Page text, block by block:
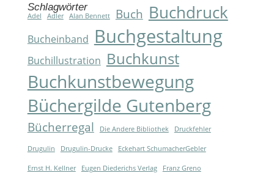
Schlagwörter
Adel Adler Alan Bennett Buch Buchdruck
Bucheinband Buchgestaltung
Buchillustration Buchkunst
Buchkunstbewegung
Büchergilde Gutenberg
Bücherregal Die Andere Bibliothek Druckfehler
Drugulin Drugulin-Drucke Eckehart SchumacherGebler
Ernst H. Kellner Eugen Diederichs Verlag Franz Greno